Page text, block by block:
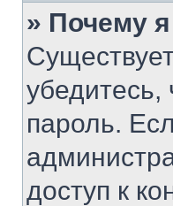
» Почему
убедитесь,
пароль.
доступ к